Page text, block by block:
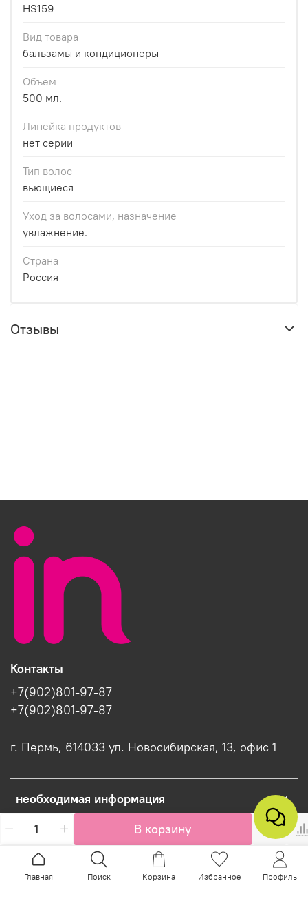
В корзину
HS159
Вид товара
бальзамы и кондиционеры
Объем
500 мл.
Линейка продуктов
нет серии
Тип волос
вьющиеся
Уход за волосами, назначение
увлажнение.
Страна
Россия
Отзывы
необходимая информация
Контакты
+7(902)801-97-87
+7(902)801-97-87
г. Пермь, 614033 ул. Новосибирская, 13, офис 1
Интернет-магазин создан на InSales
Главная Поиск Корзина Избранное Профиль